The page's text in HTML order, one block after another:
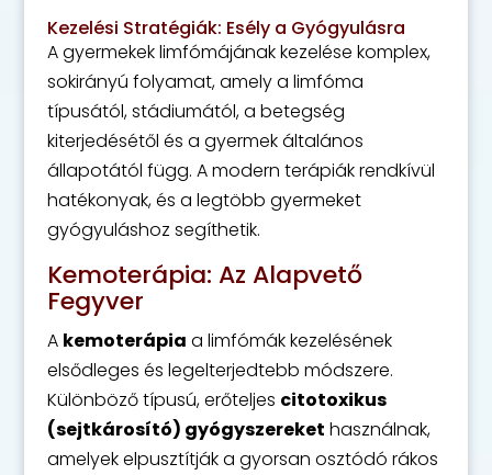
Kezelési Stratégiák: Esély a Gyógyulásra
A gyermekek limfómájának kezelése komplex,
sokirányú folyamat, amely a limfóma
típusától, stádiumától, a betegség
kiterjedésétől és a gyermek általános
állapotától függ. A modern terápiák rendkívül
hatékonyak, és a legtöbb gyermeket
gyógyuláshoz segíthetik.
Kemoterápia: Az Alapvető
Fegyver
A kemoterápia a limfómák kezelésének
elsődleges és legelterjedtebb módszere.
Különböző típusú, erőteljes citotoxikus
(sejtkárosító) gyógyszereket használnak,
amelyek elpusztítják a gyorsan osztódó rákos